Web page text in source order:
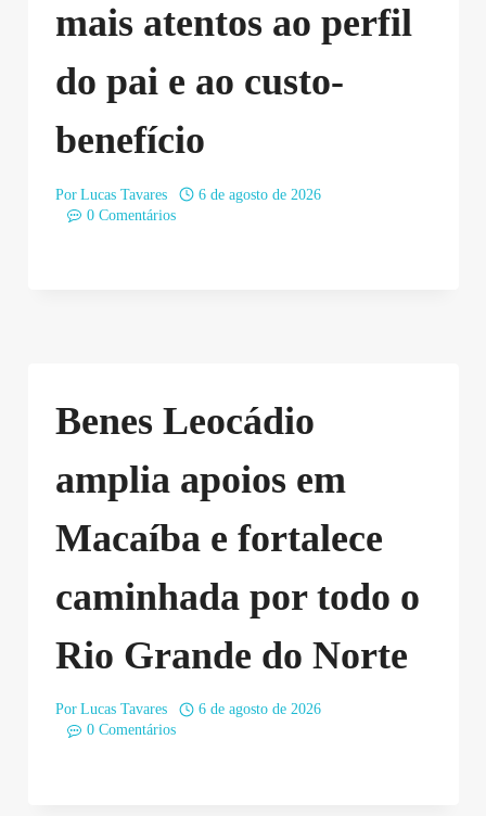
mais atentos ao perfil
do pai e ao custo-
benefício
Por Lucas Tavares
6 de agosto de 2026
0 Comentários
Benes Leocádio
amplia apoios em
Macaíba e fortalece
caminhada por todo o
Rio Grande do Norte
Por Lucas Tavares
6 de agosto de 2026
0 Comentários